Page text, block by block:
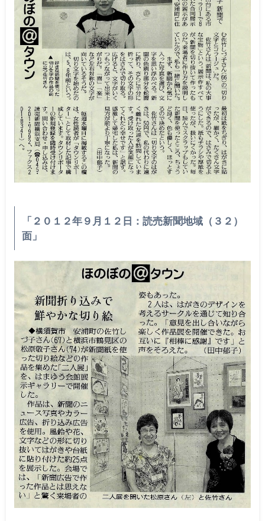
「２０１２年９月１２日：読売新聞地域（３２）
面」